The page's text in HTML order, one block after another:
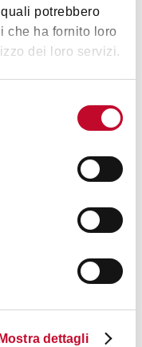
potrebbero
che ha fornito loro
dei loro servizi.
Mostra dettagli